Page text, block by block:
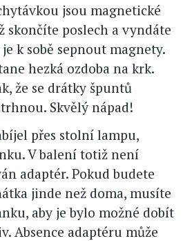
jsou magnetické
skončíte poslech a vyndáte
k sobě sepnout magnety.
hezká ozdoba na krk.
že se drátky špuntů
Skvělý nápad!
přes stolní lampu,
V balení totiž není
adaptér. Pokud budete
jinde než doma, musíte
aby je bylo možné dobít
Absence adaptéru může